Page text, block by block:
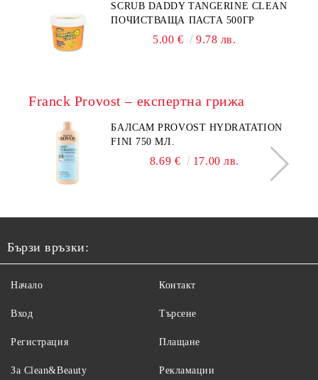
SCRUB DADDY TANGERINE CLEAN
ПОЧИСТВАЩА ПАСТА 500ГР
5.00 € 9.78 лв.
Franck Provost – експертна грижа
БАЛСАМ PROVOST HYDRATATION
FINI 750 МЛ.
8.69 € 17.00 лв.
Бързи връзки:
Начало
Вход
Регистрация
За Clean&Beauty
Контакт
Търсене
Плащане
Рекламации